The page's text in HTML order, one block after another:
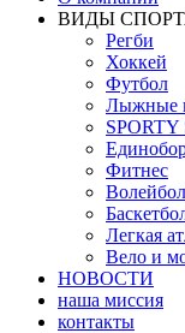
ВИДЫ
Регби
Хоккей
Футбол
Лыжные
Фитнес
Волейбол
Легкая
Вело и
НОВОСТИ
наша миссия
контакты